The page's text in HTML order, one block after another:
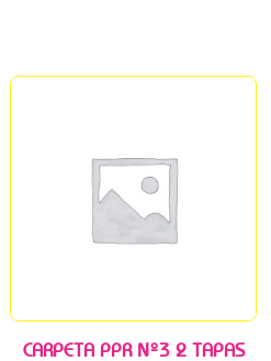
CARPETA PPR Nº3 2 TAPAS